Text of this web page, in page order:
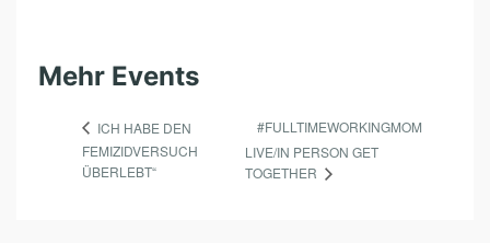
Mehr Events
ICH HABE DEN
FEMIZIDVERSUCH
ÜBERLEBT“
#FULLTIMEWORKINGMOM
LIVE/IN PERSON GET
TOGETHER